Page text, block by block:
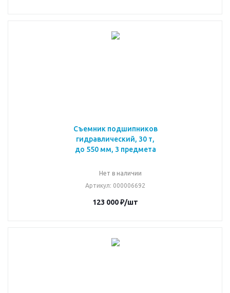
Съемник подшипников
гидравлический, 30 т,
до 550 мм, 3 предмета
Нет в наличии
Артикул: 000006692
123 000₽/шт